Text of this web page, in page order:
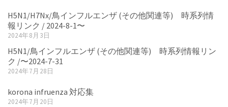
H5N1/H7Nx/鳥インフルエンザ (その他関連等) 時系列情
報リンク / 2024-8-1〜
2024年8月3日
H5N1/鳥インフルエンザ (その他関連等) 時系列情報リン
ク /〜2024-7-31
2024年7月28日
korona infruenza 対応集
2024年7月20日